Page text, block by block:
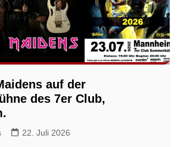
auf der
des 7er Club,
22. Juli 2026